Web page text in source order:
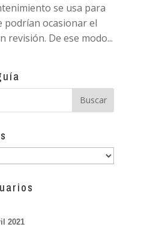
se usa para
podrían ocasionar el
revisión. De ese modo...
2021